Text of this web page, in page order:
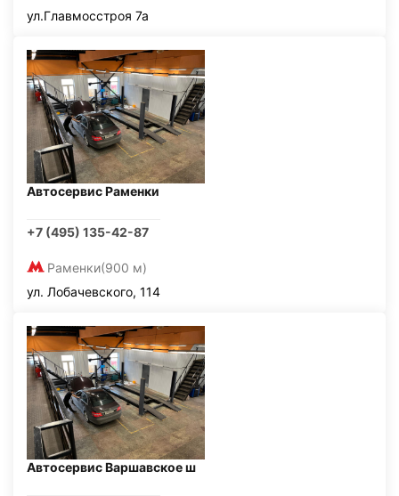
ул.Главмосстроя 7а
Автосервис Раменки
+7 (495) 135-42-87
Раменки(900 м)
ул. Лобачевского, 114
Автосервис Варшавское ш